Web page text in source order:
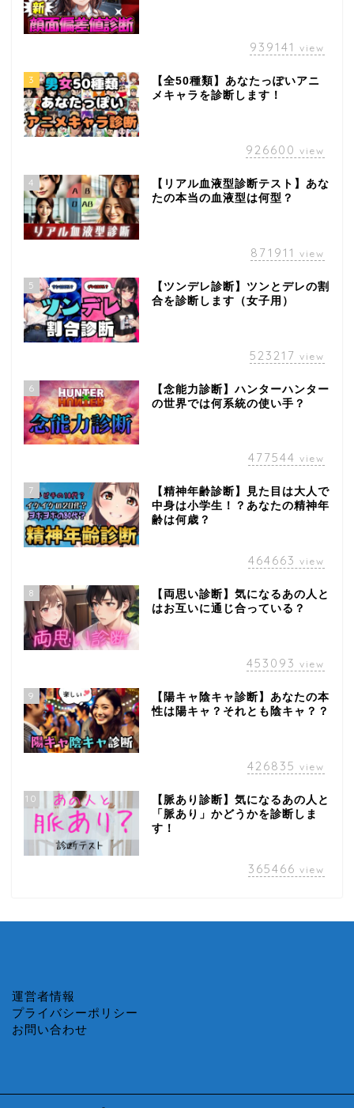
939141 view
3
【全50種類】あなたっぽいアニ
メキャラを診断します！
926600 view
4
【リアル血液型診断テスト】あな
たの本当の血液型は何型？
871911 view
5
【ツンデレ診断】ツンとデレの割
合を診断します（女子用）
523217 view
6
【念能力診断】ハンターハンター
の世界では何系統の使い手？
477544 view
7
【精神年齢診断】見た目は大人で
中身は小学生！？あなたの精神年
齢は何歳？
464663 view
8
【両思い診断】気になるあの人と
はお互いに通じ合っている？
453093 view
9
【陽キャ陰キャ診断】あなたの本
性は陽キャ？それとも陰キャ？？
426835 view
10
【脈あり診断】気になるあの人と
「脈あり」かどうかを診断しま
す！
365466 view
運営者情報
プライバシーポリシー
お問い合わせ